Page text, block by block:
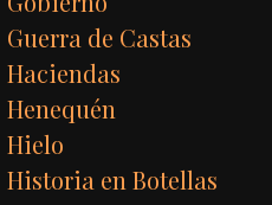
Guerra de Castas
Haciendas
Henequén
Hielo
Historia en Botellas